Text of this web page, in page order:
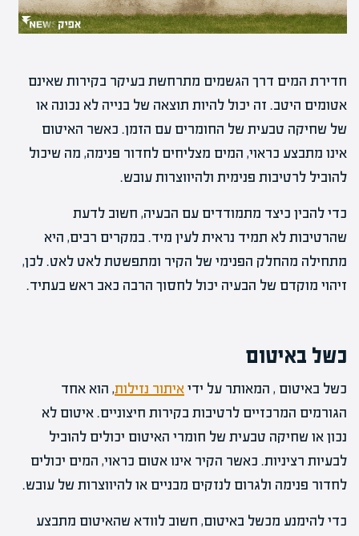
חדירת המים דרך הגשמים מתרחשת בעיקר בקירות שאינם
אטומים היטב. זה יכול להיות תוצאה של בנייה לא נכונה או
של שחיקה טבעית של החומרים עם הזמן. כאשר האיטום
אינו מתבצע כראוי, המים מצליחים לחדור פנימה, מה שיכול
להוביל לרטיבות פנימית ולהיווצרות עובש.
כדי להבין כיצד מתמודדים עם הבעיה, חשוב לדעת
שהרטיבות לא תמיד נראית לעין מיד. במקרים רבים, היא
מתחילה מהחלק הפנימי של הקיר ומתפשטת לאט לאט. לכן,
זיהוי מוקדם של הבעיה יכול לחסוך הרבה כאב ראש בעתיד.
כשל באיטום
כשל באיטום , המאותר על ידיאיתור נזילות, הוא אחד
הגורמים המרכזיים לרטיבות בקירות חיצוניים. איטום לא
נכון או שחיקה טבעית של חומרי האיטום יכולים להוביל
לבעיות רציניות. כאשר הקיר אינו אטום כראוי, המים יכולים
לחדור פנימה ולגרום לנזקים מבניים או להיווצרות של עובש.
כדי להימנע מכשל באיטום, חשוב לוודא שהאיטום מתבצע